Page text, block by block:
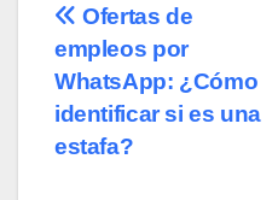
Navegación
de
entradas
Ofertas de
empleos por
WhatsApp: ¿Cómo
identificar si es una
estafa?